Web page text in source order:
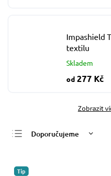
Impashield
textilu
Skladem
od 277 Kč
Zobrazit
Doporučujeme
Tip